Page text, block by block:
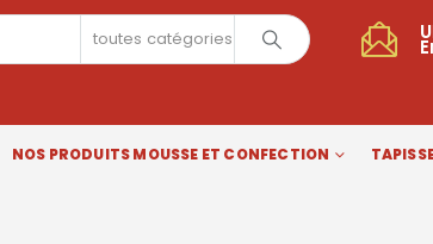
toutes catégories
NOS PRODUITS MOUSSE ET CONFECTION